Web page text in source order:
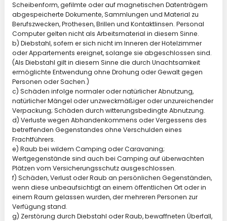
Scheibenform, gefilmte oder auf magnetischen Datenträgern
abgespeicherte Dokumente, Sammlungen und Material zu
Berufszwecken, Prothesen, Brillen und Kontaktlinsen. Personal
Computer gelten nicht als Arbeitsmaterial in diesem Sinne.
b) Diebstahl, sofern er sich nicht im Inneren der Hotelzimmer
oder Appartements ereignet, solange sie abgeschlossen sind.
(Als Diebstahl gilt in diesem Sinne die durch Unachtsamkeit
ermöglichte Entwendung ohne Drohung oder Gewalt gegen
Personen oder Sachen.)
c) Schäden infolge normaler oder natürlicher Abnutzung,
natürlicher Mängel oder unzweckmäßiger oder unzureichender
Verpackung; Schäden durch witterungsbedingte Abnutzung.
d) Verluste wegen Abhandenkommens oder Vergessens des
betreffenden Gegenstandes ohne Verschulden eines
Frachtführers.
e) Raub bei wildem Camping oder Caravaning;
Wertgegenstände sind auch bei Camping auf überwachten
Plätzen vom Versicherungsschutz ausgeschlossen.
f) Schäden, Verlust oder Raub an persönlichen Gegenständen,
wenn diese unbeaufsichtigt an einem öffentlichen Ort oder in
einem Raum gelassen wurden, der mehreren Personen zur
Verfügung stand.
g) Zerstörung durch Diebstahl oder Raub, bewaffneten Überfall,